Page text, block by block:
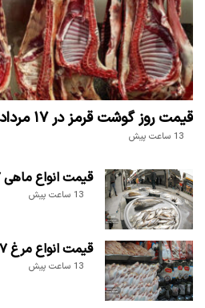
قیمت روز گوشت قرمز در ۱۷ مرداد ۱۴۰۵
13 ساعت پیش
قیمت انواع ماهی ۱۷ مرداد ۱۴۰۵
13 ساعت پیش
قیمت انواع مرغ ۱۷ مرداد ۱۴۰۵
13 ساعت پیش